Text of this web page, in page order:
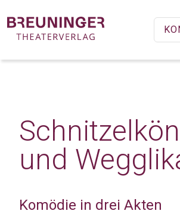
und
Komödie in drei Akten